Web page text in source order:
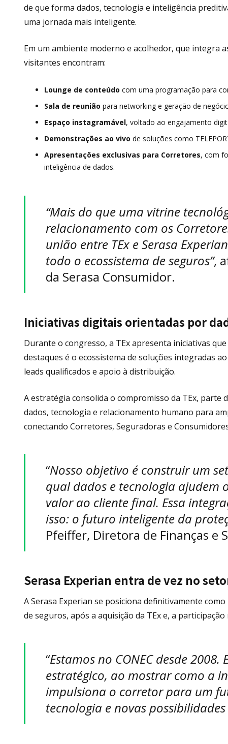
de que forma dados, tecnologia e inteligência
uma jornada mais inteligente.
Em um ambiente moderno e acolhedor, que integra
visitantes encontram:
Lounge de conteúdo com uma programação para
Sala de reunião para networking e geração de
Espaço instagramável, voltado ao engajamento
Demonstrações ao vivo de soluções como
Apresentações exclusivas para Corretores, com
inteligência de dados.
“Mais do que uma vitrine
relacionamento com os
união entre TEx e Serasa
todo o ecossistema de seguros”,
da Serasa Consumidor.
Iniciativas digitais orientadas por
Durante o congresso, a TEx apresenta iniciativas
destaques é o ecossistema de soluções integradas
leads qualificados e apoio à distribuição.
A estratégia consolida o compromisso da TEx, parte
dados, tecnologia e relacionamento humano para
conectando Corretores, Seguradoras e
“Nosso objetivo é construir um
qual dados e tecnologia ajudem
valor ao cliente final. Essa
isso: o futuro inteligente da
Pfeiffer, Diretora de Finanças e
Serasa Experian entra de vez no
A Serasa Experian se posiciona definitivamente
de seguros, após a aquisição da TEx e, a participação
“Estamos no CONEC desde
estratégico, ao mostrar como a
impulsiona o corretor para um
tecnologia e novas